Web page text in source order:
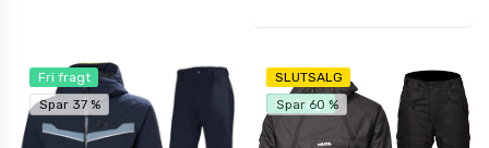
Fri fragt
Spar 37 %
SLUTSALG
Fri fragt
Spar 60 %